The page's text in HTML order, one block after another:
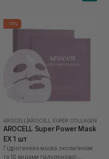
-10%
AROCELL AROCELL SUPER COLLAGEN
AROCELL Super Power Mask
EX 1 шт
Гідрогелева маска з колагеном
та 10 видами гіалуронової